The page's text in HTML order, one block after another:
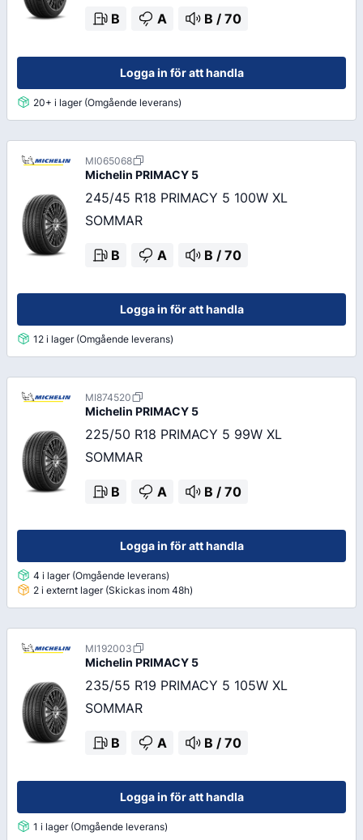
B A B / 70
Logga in för att handla
20+ i lager (Omgående leverans)
MI065068
Michelin PRIMACY 5
245/45 R18 PRIMACY 5 100W XL
SOMMAR
B A B / 70
Logga in för att handla
12 i lager (Omgående leverans)
MI874520
Michelin PRIMACY 5
225/50 R18 PRIMACY 5 99W XL
SOMMAR
B A B / 70
Logga in för att handla
4 i lager (Omgående leverans)
2 i externt lager (Skickas inom 48h)
MI192003
Michelin PRIMACY 5
235/55 R19 PRIMACY 5 105W XL
SOMMAR
B A B / 70
Logga in för att handla
1 i lager (Omgående leverans)